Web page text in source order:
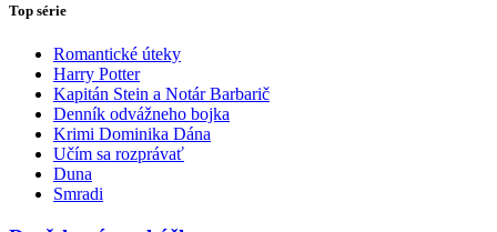
Top série
Romantické úteky
Harry Potter
Kapitán Stein a Notár Barbarič
Denník odvážneho bojka
Krimi Dominika Dána
Učím sa rozprávať
Duna
Smradi